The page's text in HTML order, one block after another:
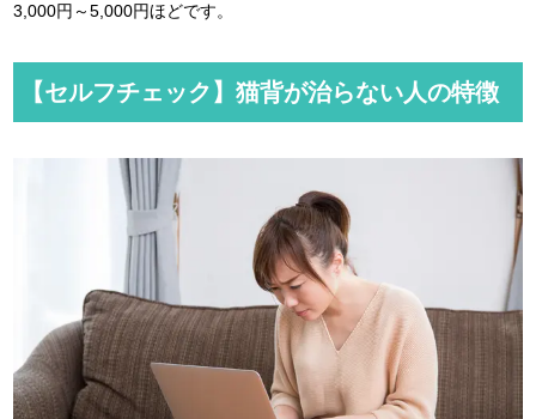
3,000円～5,000円ほどです。
【セルフチェック】猫背が治らない人の特徴